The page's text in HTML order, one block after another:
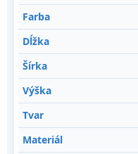
Farba
Dĺžka
Šírka
Výška
Tvar
Materiál